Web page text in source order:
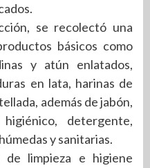
se recolectó una
básicos como
y atún enlatados,
en lata, harinas de
además de jabón,
detergente,
y sanitarias.
limpieza e higiene